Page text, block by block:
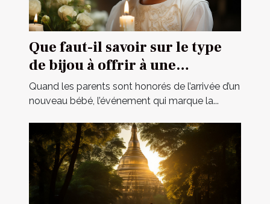
Que faut-il savoir sur le type
de bijou à offrir à une
cérémonie de baptême ?
Quand les parents sont honorés de l’arrivée d’un
nouveau bébé, l’événement qui marque la...